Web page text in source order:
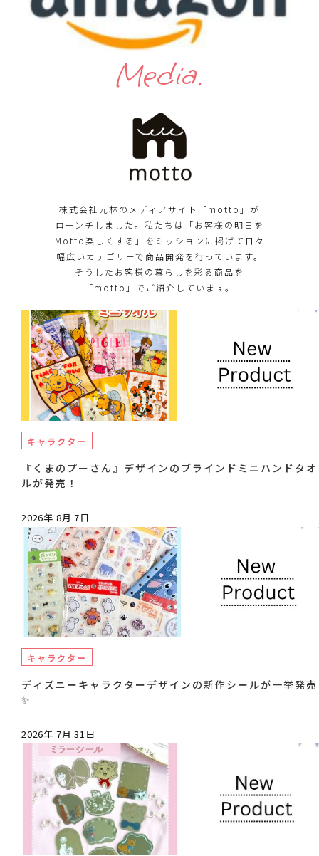
Media.
株式会社元林のメディアサイト「motto」が
ローンチしました。私たちは「お客様の明日を
Motto楽しくする」をミッションに掲げて日々
幅広いカテゴリーで商品開発を行っています。
そうしたお客様の暮らしを彩る商品を
「motto」でご紹介しています。
キャラクター
『くまのプーさん』デザインのブラインドミニハンドタオ
ルが発売！
2026年 8月 7日
キャラクター
ディズニーキャラクターデザインの新作シールが一挙発売
✨
2026年 7月 31日